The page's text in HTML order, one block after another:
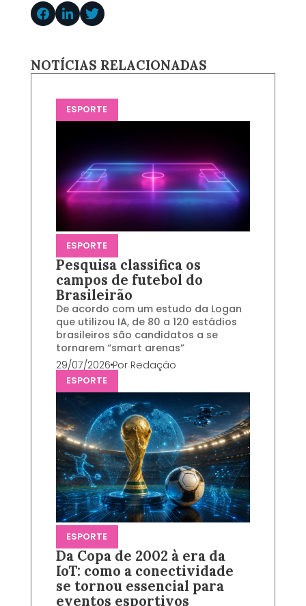
NOTÍCIAS RELACIONADAS
ESPORTE
ESPORTE
Pesquisa classifica os
campos de futebol do
Brasileirão
De acordo com um estudo da Logan
que utilizou IA, de 80 a 120 estádios
brasileiros são candidatos a se
tornarem “smart arenas”
29/07/2026Por Redação
ESPORTE
ESPORTE
Da Copa de 2002 à era da
IoT: como a conectividade
se tornou essencial para
eventos esportivos